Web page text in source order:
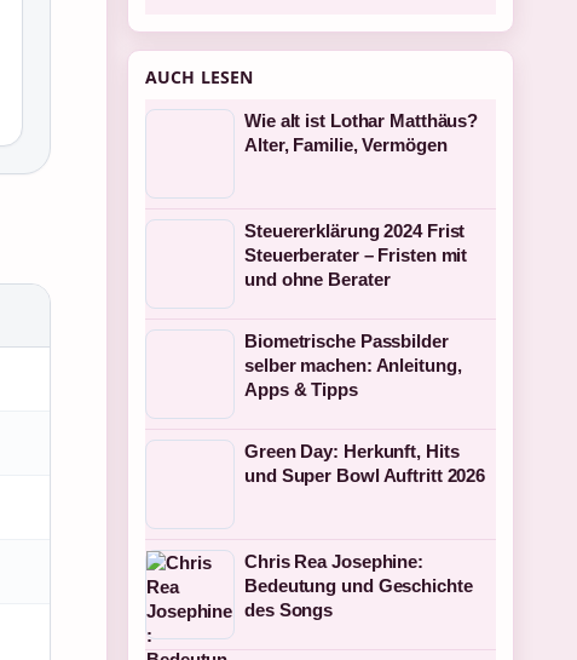
AUCH LESEN
Wie alt ist Lothar Matthäus?
Alter, Familie, Vermögen
Steuererklärung 2024 Frist
Steuerberater – Fristen mit
und ohne Berater
Biometrische Passbilder
selber machen: Anleitung,
Apps & Tipps
Green Day: Herkunft, Hits
und Super Bowl Auftritt 2026
Chris Rea Josephine:
Bedeutung und Geschichte
des Songs